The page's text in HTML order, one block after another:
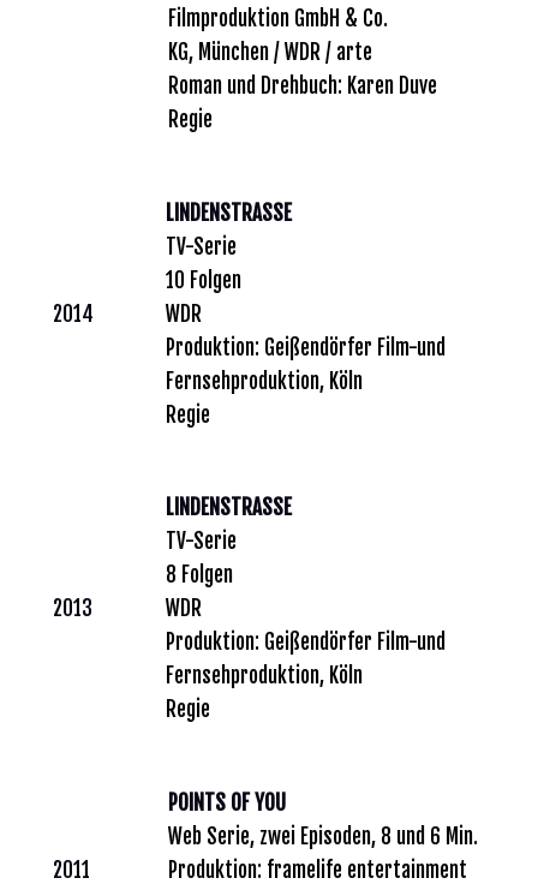
Filmproduktion GmbH & Co.
KG, München / WDR / arte
Roman und Drehbuch: Karen Duve
Regie
2014
LINDENSTRASSE
TV-Serie
10 Folgen
WDR
Produktion: Geißendörfer Film-und
Fernsehproduktion, Köln
Regie
2013
LINDENSTRASSE
TV-Serie
8 Folgen
WDR
Produktion: Geißendörfer Film-und
Fernsehproduktion, Köln
Regie
2011
POINTS OF YOU
Web Serie, zwei Episoden, 8 und 6 Min.
Produktion: framelife entertainment